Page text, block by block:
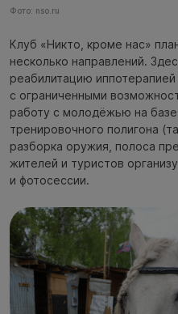
Фото: nso.ru
Клуб «Никто, кроме нас»
несколько направлений.
реабилитацию
с ограниченными
работу с молодёжью на базе
тренировочного полигона
разборка оружия, полоса
жителей и туристов
и фотосессии.